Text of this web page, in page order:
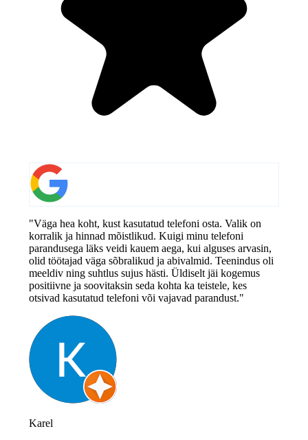
"Väga hea koht, kust kasutatud telefoni osta. Valik on
korralik ja hinnad mõistlikud. Kuigi minu telefoni
parandusega läks veidi kauem aega, kui alguses arvasin,
olid töötajad väga sõbralikud ja abivalmid. Teenindus oli
meeldiv ning suhtlus sujus hästi. Üldiselt jäi kogemus
positiivne ja soovitaksin seda kohta ka teistele, kes
otsivad kasutatud telefoni või vajavad parandust."
Karel